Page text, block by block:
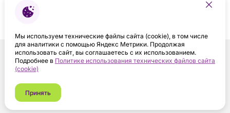
Мы используем технические файлы сайта (cookie), в том числе
для аналитики с помощью Яндекс Метрики. Продолжая
использовать сайт, вы соглашаетесь с их использованием.
Подробнее в Политике использования технических файлов сайта
(cookie)
Принять
Гендер аудитории: